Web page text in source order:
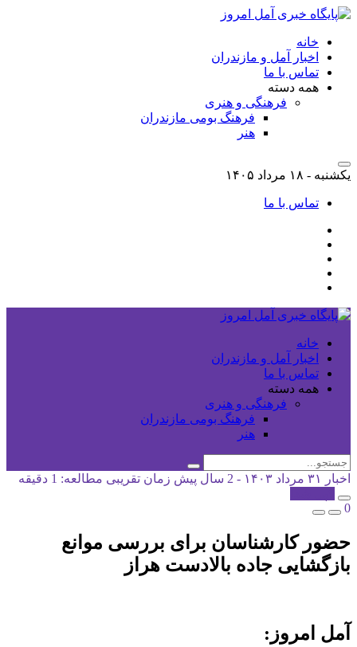
خانه
اخبار آمل و مازندران
تماس با ما
همه دسته
فرهنگی و هنری
فرهنگ بومی مازندران
هنر
یکشنبه - ۱۸ مرداد ۱۴۰۵
تماس با ما
خانه
اخبار آمل و مازندران
تماس با ما
همه دسته
فرهنگی و هنری
فرهنگ بومی مازندران
هنر
اخبار ۳۱ مرداد ۱۴۰۳ - 2 سال پیش
زمان تقریبی مطالعه: 1 دقیقه
0
حضور کارشناسان برای بررسی موانع
بازگشایی جاده بالادست هراز
آمل امروز: